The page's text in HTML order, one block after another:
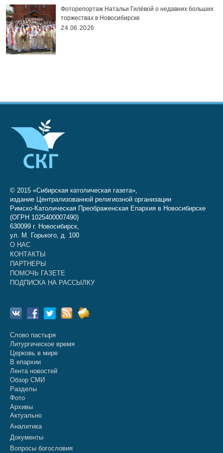
Фоторепортаж Натальи Гилёвой о недавних больших
торжествах в Новосибирске
24.06.2026
© 2015 «Сибирская католическая газета»,
издание Централизованной религиозной организации
Римско-Католическая Преображенская Епархия в Новосибирске
(ОГРН 1025400007490)
630099 г. Новосибирск,
ул. М. Горького, д. 100
О НАС
КОНТАКТЫ
ПАРТНЕРЫ
ПОМОЧЬ ГАЗЕТЕ
ПОДПИСКА НА РАССЫЛКУ
Слово пастыря
Литургическое время
Церковь в мире
В епархии
Лента новостей
Обзор СМИ
Разделы
Фото
Архивы
Актуально
Аналитика
Документы
Вопросы богословия